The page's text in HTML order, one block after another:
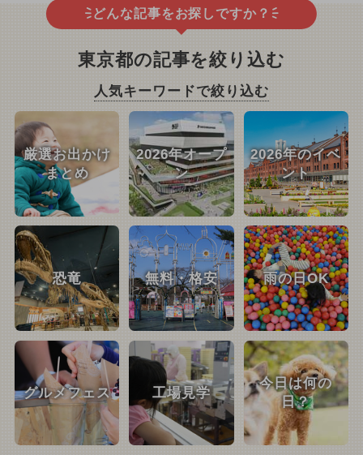
どんな記事をお探しですか？
東京都の記事を絞り込む
人気キーワードで絞り込む
厳選お出かけ
まとめ
2026年オープ
ン
2026年のイベ
ント
恐竜 無料・格安 雨の日OK
グルメフェス 工場見学
今日は何の
日？